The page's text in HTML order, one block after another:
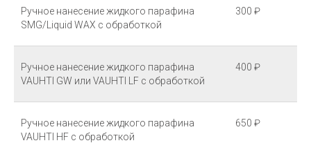
Ручное нанесение жидкого парафина
SMG/Liquid WAX с обработкой
300 ₽
Ручное нанесение жидкого парафина
VAUHTI GW или VAUHTI LF с обработкой
400 ₽
Ручное нанесение жидкого парафина
VAUHTI HF с обработкой
650 ₽